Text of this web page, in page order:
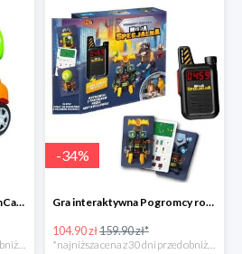
Jeździk interaktywny DreamCar -41%
-34%
Gra interaktywna Pogromcy robotów - Misja specjalna -34%
104.90 zł159.90 zł*